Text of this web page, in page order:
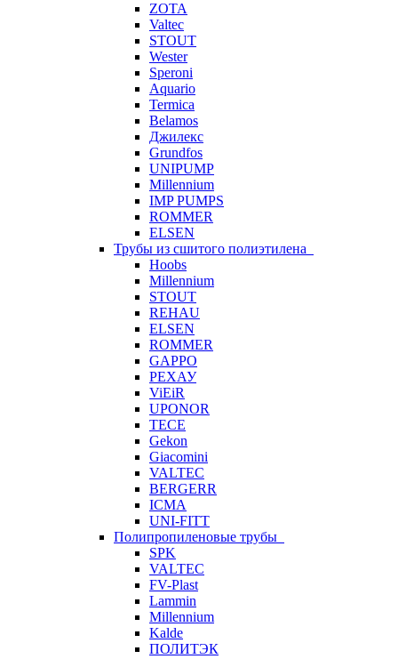
ZOTA
Valtec
STOUT
Wester
Speroni
Aquario
Termica
Belamos
Джилекс
Grundfos
UNIPUMP
Millennium
IMP PUMPS
ROMMER
ELSEN
Трубы из сшитого полиэтилена
Hoobs
Millennium
STOUT
REHAU
ELSEN
ROMMER
GAPPO
РЕХАУ
ViEiR
UPONOR
TECE
Gekon
Giacomini
VALTEC
BERGERR
ICMA
UNI-FITT
Полипропиленовые трубы
SPK
VALTEC
FV-Plast
Lammin
Millennium
Kalde
ПОЛИТЭК